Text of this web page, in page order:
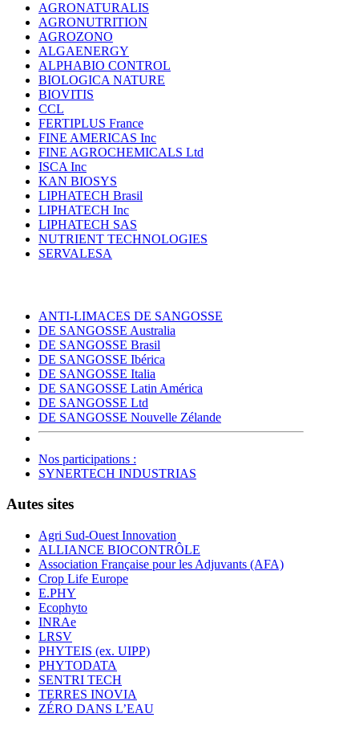
AGRONATURALIS
AGRONUTRITION
AGROZONO
ALGAENERGY
ALPHABIO CONTROL
BIOLOGICA NATURE
BIOVITIS
CCL
FERTIPLUS France
FINE AMERICAS Inc
FINE AGROCHEMICALS Ltd
ISCA Inc
KAN BIOSYS
LIPHATECH Brasil
LIPHATECH Inc
LIPHATECH SAS
NUTRIENT TECHNOLOGIES
SERVALESA
ANTI-LIMACES DE SANGOSSE
DE SANGOSSE Australia
DE SANGOSSE Brasil
DE SANGOSSE Ibérica
DE SANGOSSE Italia
DE SANGOSSE Latin América
DE SANGOSSE Ltd
DE SANGOSSE Nouvelle Zélande
Nos participations :
SYNERTECH INDUSTRIAS
Autes sites
Agri Sud-Ouest Innovation
ALLIANCE BIOCONTRÔLE
Association Française pour les Adjuvants (AFA)
Crop Life Europe
E.PHY
Ecophyto
INRAe
LRSV
PHYTEIS (ex. UIPP)
PHYTODATA
SENTRI TECH
TERRES INOVIA
ZÉRO DANS L’EAU